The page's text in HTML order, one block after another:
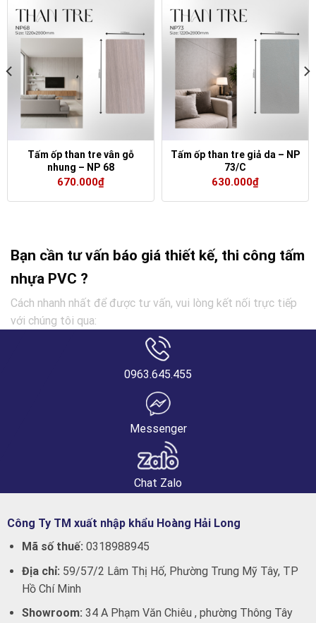
Tấm ốp than tre vân gỗ
nhung – NP 68
670.000₫
Tấm ốp than tre giả da – NP
73/C
630.000₫
Bạn cần tư vấn báo giá thiết kế, thi công tấm
nhựa PVC ?
Cách nhanh nhất để được tư vấn, vui lòng kết nối trực tiếp
với chúng tôi qua:
0963.645.455
Messenger
Chat Zalo
Công Ty TM xuất nhập khẩu Hoàng Hải Long
Mã số thuế: 0318988945
Địa chỉ: 59/57/2 Lâm Thị Hố, Phường Trung Mỹ Tây, TP
Hồ Chí Minh
Showroom: 34 A Phạm Văn Chiêu , phường Thông Tây